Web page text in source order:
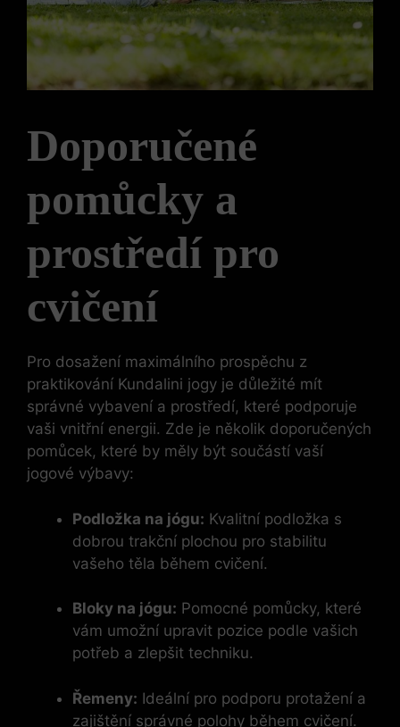
Doporučené
pomůcky a
prostředí pro
cvičení
Pro dosažení maximálního prospěchu z
praktikování Kundalini jogy je důležité mít
správné vybavení a prostředí, které podporuje
vaši vnitřní energii. Zde je několik doporučených
pomůcek, které by měly být součástí vaší
jogové výbavy:
Podložka na jógu: Kvalitní podložka s
dobrou trakční plochou pro stabilitu
vašeho těla během cvičení.
Bloky na jógu: Pomocné pomůcky, které
vám umožní upravit pozice podle vašich
potřeb a zlepšit techniku.
Řemeny: Ideální pro podporu protažení a
zajištění správné polohy během cvičení.